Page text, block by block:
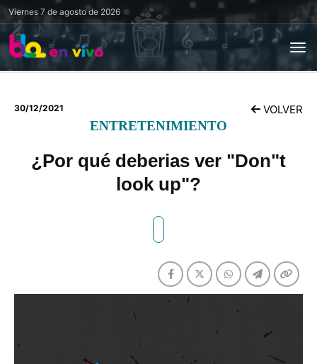
Viernes 7 de agosto de 2026
30/12/2021 VOLVER
ENTRETENIMIENTO
¿Por qué deberias ver "Don"t
look up"?